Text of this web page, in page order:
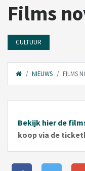
Films
CULTUUR
NIEUWS FILMS
Bekijk hier de
koop via de